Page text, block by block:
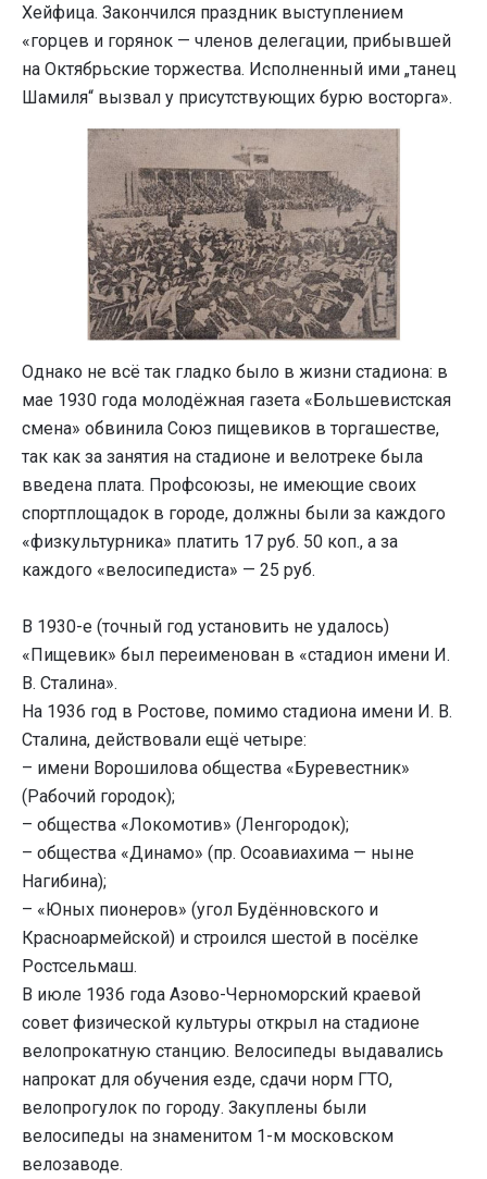
Хейфица. Закончился праздник выступлением
«горцев и горянок — членов делегации, прибывшей
на Октябрьские торжества. Исполненный ими „танец
Шамиля“ вызвал у присутствующих бурю восторга».
Однако не всё так гладко было в жизни стадиона: в
мае 1930 года молодёжная газета «Большевистская
смена» обвинила Союз пищевиков в торгашестве,
так как за занятия на стадионе и велотреке была
введена плата. Профсоюзы, не имеющие своих
спортплощадок в городе, должны были за каждого
«физкультурника» платить 17 руб. 50 коп., а за
каждого «велосипедиста» — 25 руб.
В 1930-е (точный год установить не удалось)
«Пищевик» был переименован в «стадион имени И.
В. Сталина».
На 1936 год в Ростове, помимо стадиона имени И. В.
Сталина, действовали ещё четыре:
– имени Ворошилова общества «Буревестник»
(Рабочий городок);
– общества «Локомотив» (Ленгородок);
– общества «Динамо» (пр. Осоавиахима — ныне
Нагибина);
– «Юных пионеров» (угол Будённовского и
Красноармейской) и строился шестой в посёлке
Ростсельмаш.
В июле 1936 года Азово-Черноморский краевой
совет физической культуры открыл на стадионе
велопрокатную станцию. Велосипеды выдавались
напрокат для обучения езде, сдачи норм ГТО,
велопрогулок по городу. Закуплены были
велосипеды на знаменитом 1-м московском
велозаводе.